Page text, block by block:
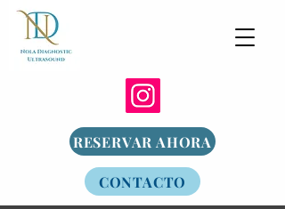
RESERVAR AHORA
CONTACTO